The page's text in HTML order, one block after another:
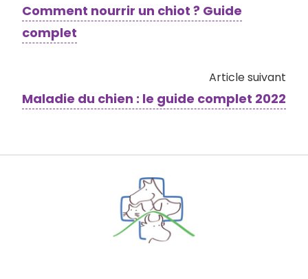
Comment nourrir un chiot ? Guide
complet
Article suivant
Maladie du chien : le guide complet 2022